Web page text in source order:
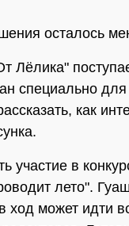
осталось
Лёлика"
специально
как
участие в
лето".
ход может идти